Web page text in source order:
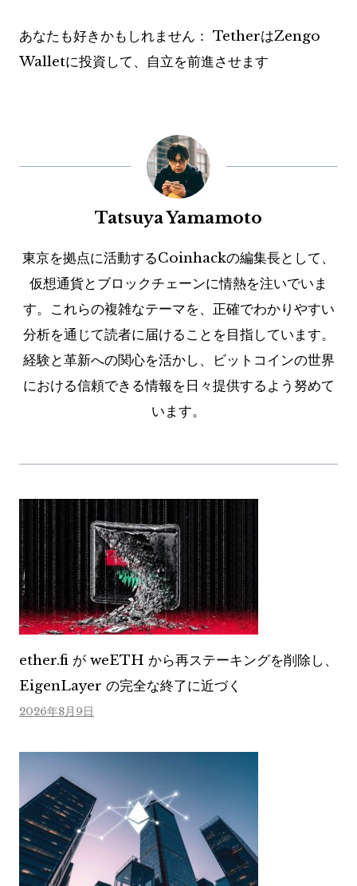
あなたも好きかもしれません： TetherはZengo
Walletに投資して、自立を前進させます
Tatsuya Yamamoto
東京を拠点に活動するCoinhackの編集長として、
仮想通貨とブロックチェーンに情熱を注いでいま
す。これらの複雑なテーマを、正確でわかりやすい
分析を通じて読者に届けることを目指しています。
経験と革新への関心を活かし、ビットコインの世界
における信頼できる情報を日々提供するよう努めて
います。
ether.fi が weETH から再ステーキングを削除し、
EigenLayer の完全な終了に近づく
2026年8月9日